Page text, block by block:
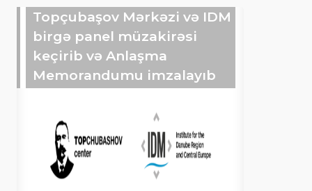
Topçubaşov Mərkəzi və IDM
birgə panel müzakirəsi
keçirib və Anlaşma
Memorandumu imzalayıb